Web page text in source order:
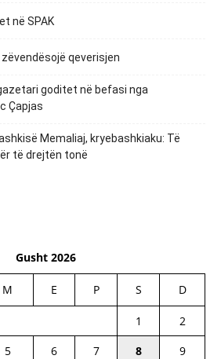
në SPAK
qeverisjen
goditet në befasi nga
Çapjas
Memaliaj, kryebashkiaku: Të
të drejtën tonë
Gusht 2026
M E P S D
1
2
5 6 7 8
9